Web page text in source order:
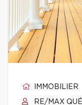
IMMOBILIER
RE/MAX